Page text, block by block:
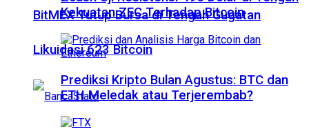
BitMEX Tutup Bursa di Tengah Gugatan
Likuidasi 623 Bitcoin
Kekuatan ZEC Terhadap Bitcoin
Prediksi Kripto Bulan Agustus: BTC dan
ETH Meledak atau Terjerembab?